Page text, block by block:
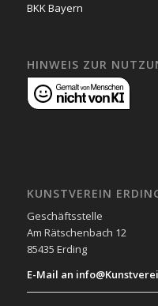
BKK Bayern
HINWEIS ZUR
KUNSTVEREIN
Geschäftsstelle
Am Rätschenbach 12
85435 Erding
E-Mail an